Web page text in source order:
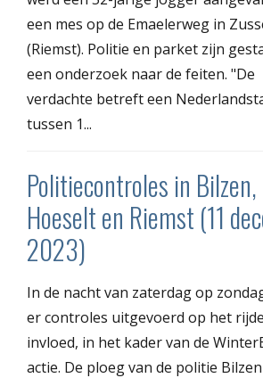
een mes op de Emaelerweg in
(Riemst). Politie en parket zijn
een onderzoek naar de feiten. "De
verdachte betreft een
tussen 1...
Politiecontroles in Bilzen,
Hoeselt en Riemst (11
2023)
In de nacht van zaterdag op
er controles uitgevoerd op het
invloed, in het kader van de
actie. De ploeg van de politie